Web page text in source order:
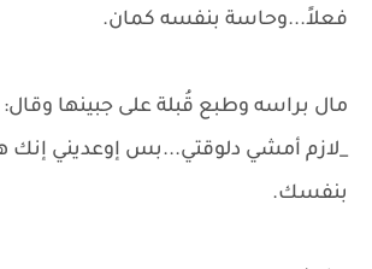
فعلاً...وحاسة بنفسه كمان.
مال براسه وطبع قُبلة على جبينها وقال:
_لازم أمشي دلوقتي...بس إوعديني إنك
بنفسك.